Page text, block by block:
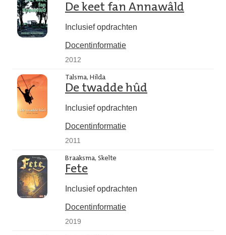
De keet fan Annawâld
Inclusief opdrachten
Docentinformatie
2012
Talsma, Hilda
De twadde hûd
Inclusief opdrachten
Docentinformatie
2011
Braaksma, Skelte
Fete
Inclusief opdrachten
Docentinformatie
2019